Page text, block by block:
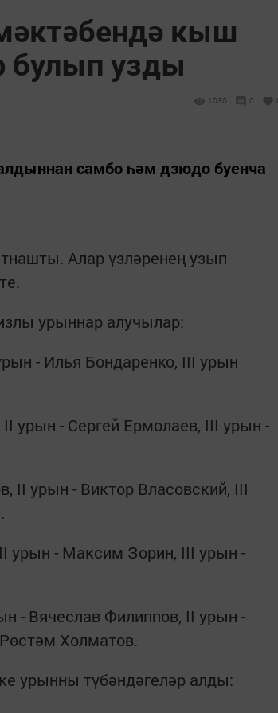
кыш
булып узды
1030 0
самбо һәм дзюдо буенча
Алар үзләренең узып
урыннар алучылар:
- Илья Бондаренко, III урын
урын - Сергей Ермолаев, III урын -
II урын - Виктор Власовский, III
урын - Максим Зорин, III урын -
- Вячеслав Филиппов, II урын -
Холматов.
урынны түбәндәгеләр алды: